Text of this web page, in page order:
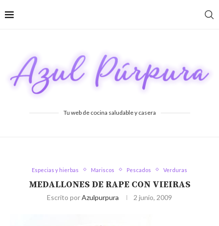
Tu web de cocina saludable y casera
Especias y hierbas Mariscos Pescados Verduras
MEDALLONES DE RAPE CON VIEIRAS
Escrito porAzulpurpura 2 junio, 2009